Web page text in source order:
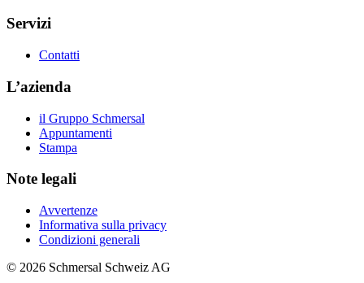
Servizi
Contatti
L’azienda
il Gruppo Schmersal
Appuntamenti
Stampa
Note legali
Avvertenze
Informativa sulla privacy
Condizioni generali
© 2026 Schmersal Schweiz AG